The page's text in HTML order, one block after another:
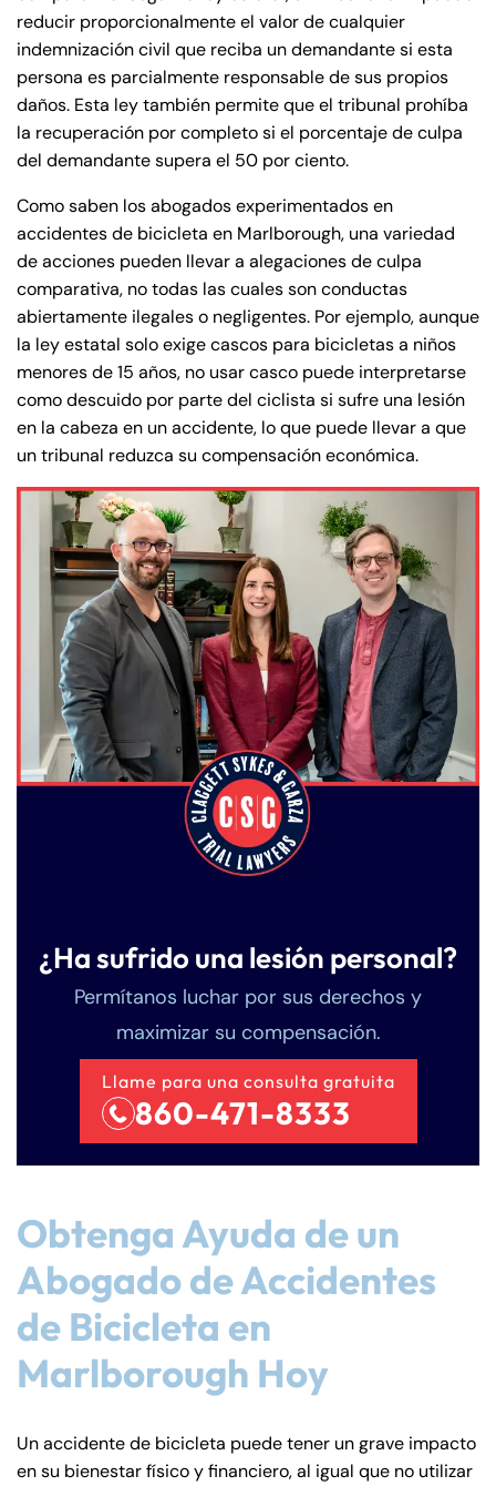
reducir proporcionalmente el valor de cualquier
indemnización civil que reciba un demandante si esta
persona es parcialmente responsable de sus propios
daños. Esta ley también permite que el tribunal prohíba
la recuperación por completo si el porcentaje de culpa
del demandante supera el 50 por ciento.
Como saben los abogados experimentados en
accidentes de bicicleta en Marlborough, una variedad
de acciones pueden llevar a alegaciones de culpa
comparativa, no todas las cuales son conductas
abiertamente ilegales o negligentes. Por ejemplo, aunque
la ley estatal solo exige cascos para bicicletas a niños
menores de 15 años, no usar casco puede interpretarse
como descuido por parte del ciclista si sufre una lesión
en la cabeza en un accidente, lo que puede llevar a que
un tribunal reduzca su compensación económica.
¿Ha sufrido una lesión personal?
Permítanos luchar por sus derechos y
maximizar su compensación.
Llame para una consulta gratuita
860-471-8333
Obtenga Ayuda de un
Abogado de Accidentes
de Bicicleta en
Marlborough Hoy
Un accidente de bicicleta puede tener un grave impacto
en su bienestar físico y financiero, al igual que no utilizar
Answering Service
24/7
Office Hours
Monday
8:30 AM – 5:00
PM
Tuesday
PM
Wednesday
8:30 AM – 5:00
PM
Thursday
8:30 AM – 5:00
PM
Friday
8:30 AM – 5:00
PM
Saturday
Closed
Sunday
Closed
Answering Service
24/7
Office Hours
Monday
8:30 AM – 5:00
PM
Tuesday
PM
Wednesday
8:30 AM – 5:00
PM
Thursday
8:30 AM – 5:00
PM
Friday
8:30 AM – 5:00
PM
Saturday
Closed
Sunday
Closed